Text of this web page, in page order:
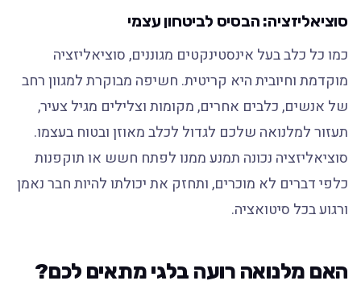
סוציאליזציה: הבסיס לביטחון עצמי
כמו כל כלב בעל אינסטינקטים מגוננים, סוציאליזציה
מוקדמת וחיובית היא קריטית. חשיפה מבוקרת למגוון רחב
של אנשים, כלבים אחרים, מקומות וצלילים מגיל צעיר,
תעזור למלנואה שלכם לגדול לכלב מאוזן ובטוח בעצמו.
סוציאליזציה נכונה תמנע ממנו לפתח חשש או תוקפנות
כלפי דברים לא מוכרים, ותחזק את יכולתו להיות חבר נאמן
ורגוע בכל סיטואציה.
האם מלנואה רועה בלגי מתאים לכם?